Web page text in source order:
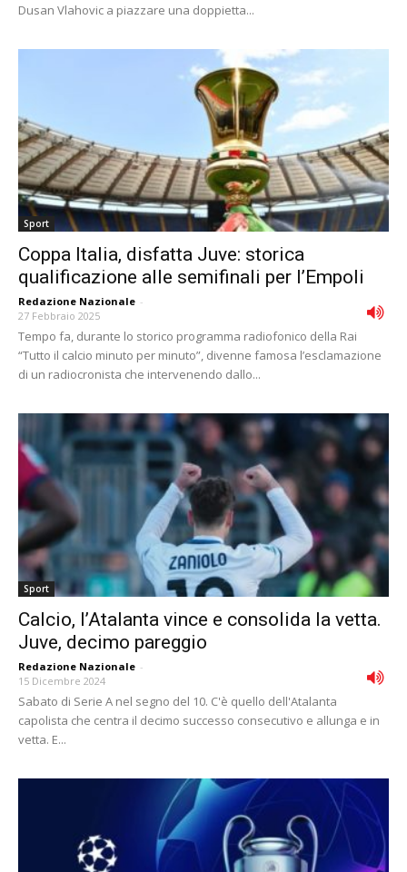
Dusan Vlahovic a piazzare una doppietta...
Sport
Coppa Italia, disfatta Juve: storica
qualificazione alle semifinali per l’Empoli
Redazione Nazionale -
27 Febbraio 2025
Tempo fa, durante lo storico programma radiofonico della Rai
“Tutto il calcio minuto per minuto”, divenne famosa l’esclamazione
di un radiocronista che intervenendo dallo...
Sport
Calcio, l’Atalanta vince e consolida la vetta.
Juve, decimo pareggio
Redazione Nazionale -
15 Dicembre 2024
Sabato di Serie A nel segno del 10. C'è quello dell'Atalanta
capolista che centra il decimo successo consecutivo e allunga e in
vetta. E...